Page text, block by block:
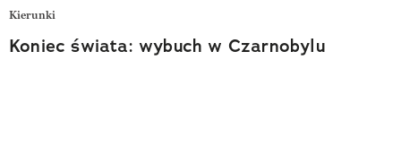
Kierunki
Koniec świata: wybuch w Czarnobylu